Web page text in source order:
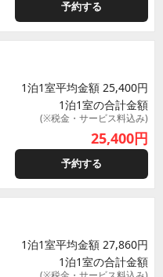
予約する
1泊1室平均金額 25,400円
1泊1室の合計金額
(※税金・サービス料込み)
25,400円
予約する
1泊1室平均金額 27,860円
1泊1室の合計金額